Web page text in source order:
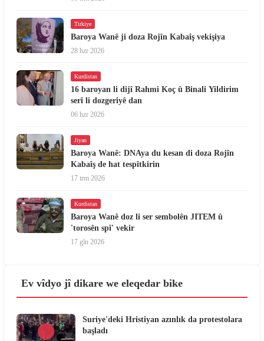
Tirkiye
Baroya Wanê ji doza Rojîn Kabaîş vekişiya
28 hzr 2026
Kurdistan
16 baroyan li dijî Rahmi Koç û Binali Yildirim
serî li dozgeriyê dan
06 hzr 2026
Jiyan
Baroya Wanê: DNAya du kesan di doza Rojîn
Kabaîş de hat tespîtkirin
17 trm 2026
Kurdistan
Baroya Wanê doz li ser sembolên JITEM û
'torosên spî' vekir
17 gln 2026
Ev vîdyo jî dikare we eleqedar bike
Suriye'deki Hristiyan azınlık da protestolara
başladı